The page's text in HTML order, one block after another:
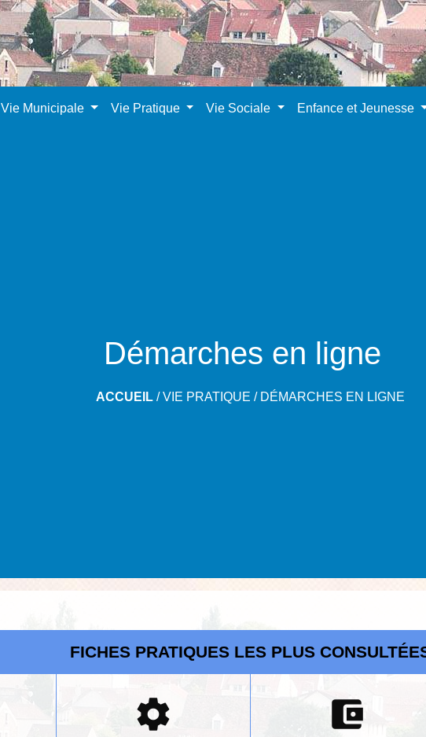
Vie Municipale Vie Pratique Vie Sociale Enfance et Jeunesse
Démarches en ligne
ACCUEIL/VIE PRATIQUE / DÉMARCHES EN LIGNE
FICHES PRATIQUES LES PLUS
settings account_balance_wallet